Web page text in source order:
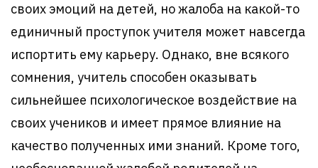
своих эмоций на детей, но жалоба на какой-то
единичный проступок учителя может навсегда
испортить ему карьеру. Однако, вне всякого
сомнения, учитель способен оказывать
сильнейшее психологическое воздействие на
своих учеников и имеет прямое влияние на
качество полученных ими знаний. Кроме того,